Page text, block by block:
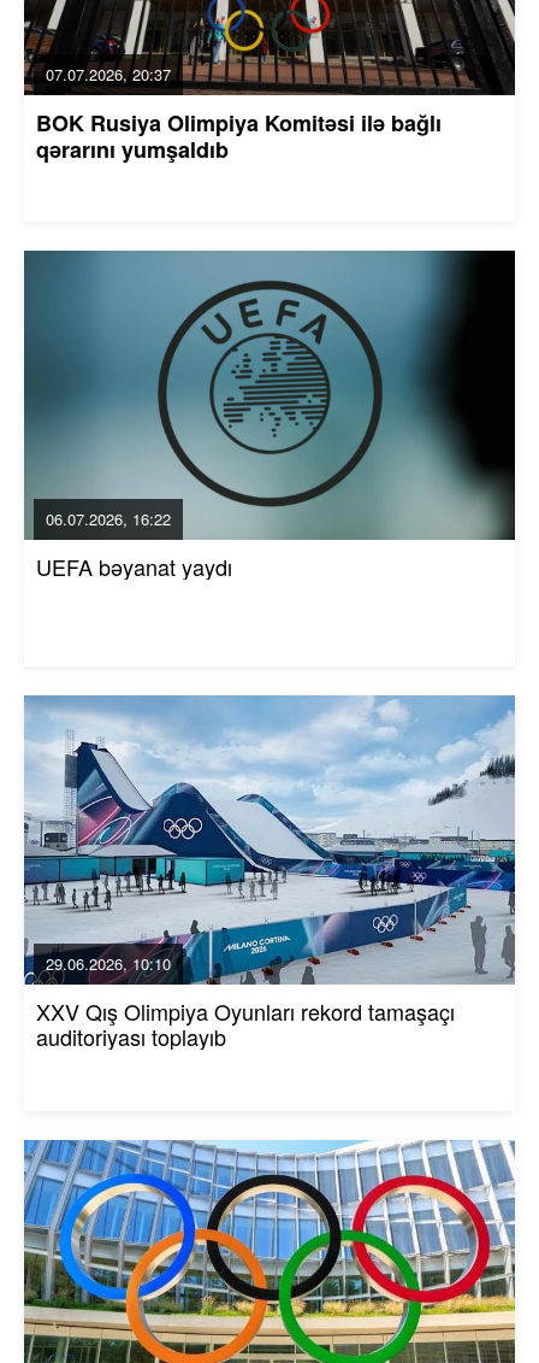
07.07.2026, 20:37
BOK Rusiya Olimpiya Komitəsi ilə bağlı
qərarını yumşaldıb
06.07.2026, 16:22
UEFA bəyanat yaydı
29.06.2026, 10:10
XXV Qış Olimpiya Oyunları rekord tamaşaçı
auditoriyası toplayıb